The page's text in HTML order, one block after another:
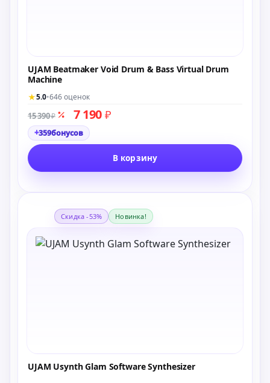
UJAM Beatmaker Void Drum & Bass Virtual Drum
Machine
★5.0•646 оценок
15 390₽ 7 190 ₽
+359бонусов
В корзину
Скидка -53% Новинка!
UJAM Usynth Glam Software Synthesizer